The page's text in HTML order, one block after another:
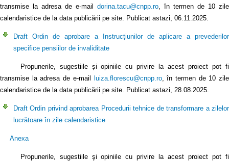
transmise la adresa de e-mail dorina.tacu@cnpp.ro , în termen de 10 zile
calendaristice de la data publicării pe site. Publicat astazi, 06.11.2025.
Draft Ordin de aprobare a Instrucțiunilor de aplicare a prevederilor
specifice pensiilor de invaliditate
Propunerile, sugestiile și opiniile cu privire la acest proiect pot fi
transmise la adresa de e-mail
luiza.florescu@cnpp.ro, în termen de 10 zile
calendaristice de la data publicării pe site. Publicat astazi, 28.08.2025.
Draft Ordin privind aprobarea Procedurii tehnice de transformare a zilelor
lucrătoare în zile calendaristice
Anexa
Propunerile, sugestiile şi opiniile cu privire la acest proiect pot fi